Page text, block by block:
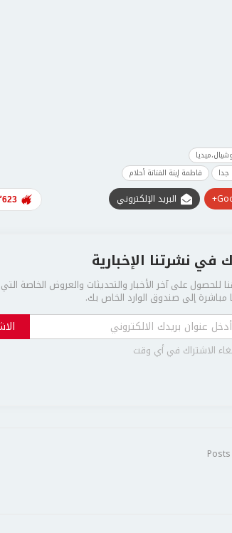
فاطمة إبنة الفنانة أحلام
البريد الإلكتروني
في نشرتنا الإخبارية
للحصول على آخر الأخبار والتحديثات والعروض الخاصة
إلى صندوق الوارد الخاص بك.
الاشتراك في أي وقت